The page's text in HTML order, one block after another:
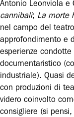
Antonio Leonviola e
cannibali; La morte
nel campo del
approfondimento e
esperienze
documentaristico
industriale). Quasi
con produzioni di
videro coinvolto
consigliere (si